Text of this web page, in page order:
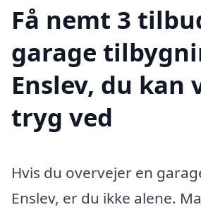
Få nemt 3
garage
Enslev, du kan
tryg ved
Hvis du overvejer en
Enslev, er du ikke alene.